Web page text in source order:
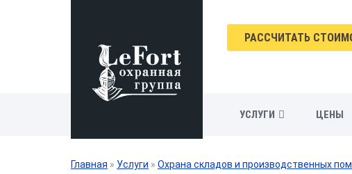
РАССЧИТАТЬ
УСЛУГИ ЦЕНЫ
Главная » Услуги » Охрана складов и производственных